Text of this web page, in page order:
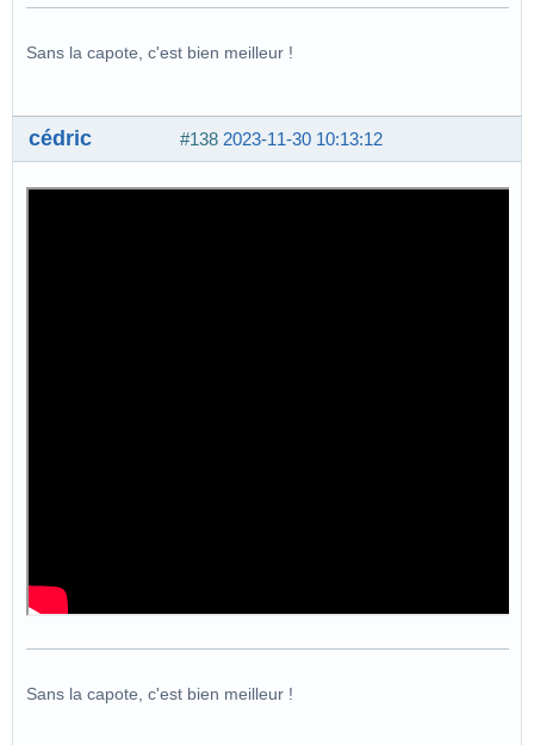
Sans la capote, c'est bien meilleur !
#138 2023-11-30 10:13:12
cédric
Sans la capote, c'est bien meilleur !